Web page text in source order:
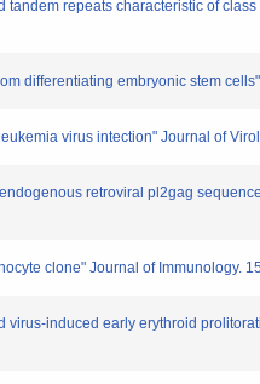
repeats characteristic of
differentiating embryonic stem
virus intection" Journal of
retroviral pl2gag
clone" Journal of Immunology.
induced early erythroid